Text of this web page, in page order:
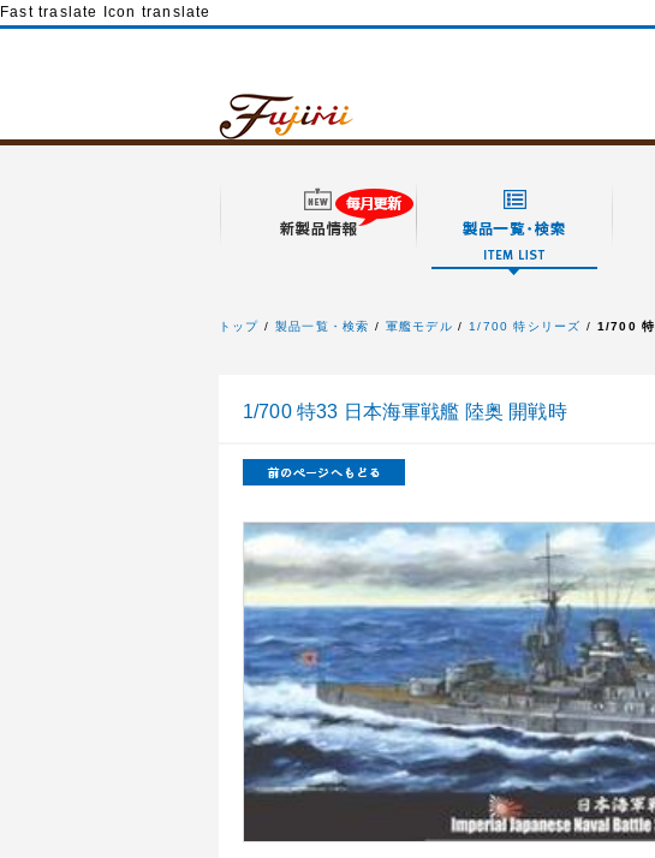
Fast traslate Icon translate
トップ 製品一覧・検索 軍艦モデル 1/700 特シリーズ 1/700 特
1/700 特33 日本海軍戦艦 陸奥 開戦時